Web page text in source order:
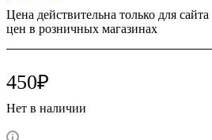
Цена действительна только для
цен в розничных магазинах
450₽
Нет в наличии